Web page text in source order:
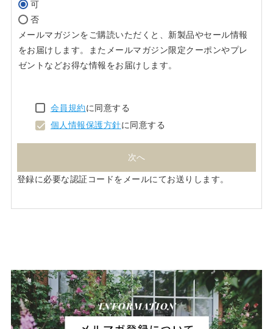
可
否
メールマガジンをご購読いただくと、新製品やセール情報
をお届けします。またメールマガジン限定クーポンやプレ
ゼントなどお得な情報をお届けします。
会員規約に同意する
個人情報保護方針に同意する
次へ
登録に必要な認証コードをメールにてお送りします。